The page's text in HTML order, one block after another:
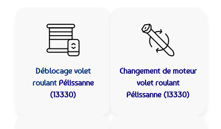
Déblocage volet
roulant Pélissanne
(13330)
Changement de moteur
volet roulant
Pélissanne (13330)